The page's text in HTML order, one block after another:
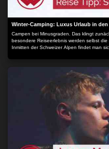
Winter-Camping: Luxus Urlaub in
Campen bei Minusgraden. Das klingt
besondere Reiseerlebnis werden selbst
Inmitten der Schweizer Alpen findet man